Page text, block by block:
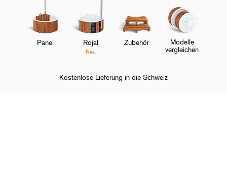
Panel Rojal
Neu
Zubehör
Modelle
vergleichen
Kostenlose Lieferung in die Schweiz